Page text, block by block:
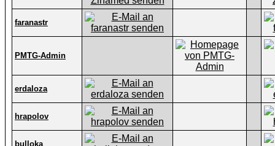
faranastr
PMTG-Admin
erdaloza
hrapolov
bulloka